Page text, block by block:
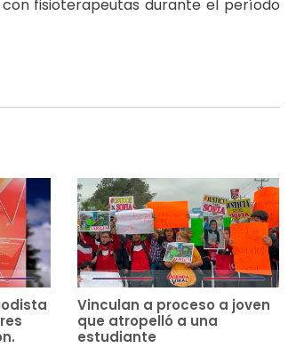
fisioterapeutas durante el período
Vinculan a proceso a joven
que atropelló a una
estudiante